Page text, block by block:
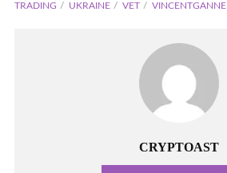
TRADING
UKRAINE VET VINCENTGANNE
CRYPTOAST